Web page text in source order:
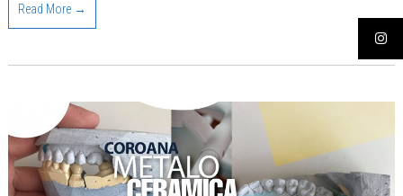
Read More →